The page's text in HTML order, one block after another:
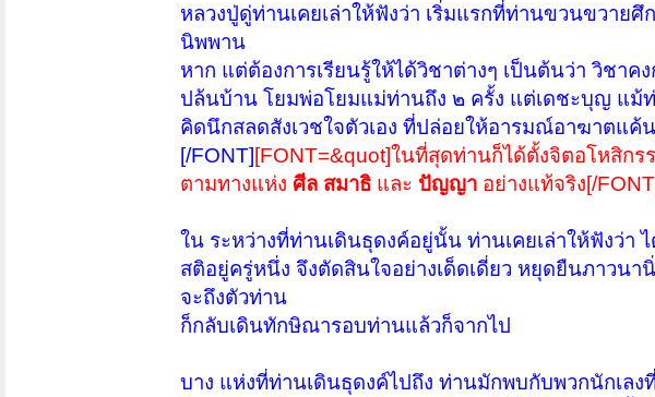
หลวงปู่ดู่ท่านเคยเล่าให้ฟังว่า เริ่มแรกที่ท่านขวนขวาย
นิพพาน
หาก แต่ต้องการเรียนรู้ให้ได้วิชาต่างๆ เป็นต้นว่า วิชา
ปล้นบ้าน โยมพ่อโยมแม่ท่านถึง ๒ ครั้ง แต่เดชะบุญ แม้
คิดนึกสลดสังเวชใจตัวเอง ที่ปล่อยให้อารมณ์อาฆาตแค้
[/FONT] [FONT=&quot]ในที่สุดท่านก็ได้ตั้งจิตอโหสิก
ตามทางแห่ง ศีล สมาธิ และ ปัญญา อย่างแท้จริง[/
ใน ระหว่างที่ท่านเดินธุดงค์อยู่นั้น ท่านเคยเล่าให้ฟังว่า
สติอยู่ครู่หนึ่ง จึงตัดสินใจอย่างเด็ดเดี่ยว หยุดยืนภาวนา
จะถึงตัวท่าน
ก็กลับเดินทักษิณารอบท่านแล้วก็จากไป
บาง แห่งที่ท่านเดินธุดงค์ไปถึง ท่านมักพบกับพวกนักเลง